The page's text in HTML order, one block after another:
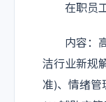
在职员工
内容：高
洁行业新规
准)、情绪管